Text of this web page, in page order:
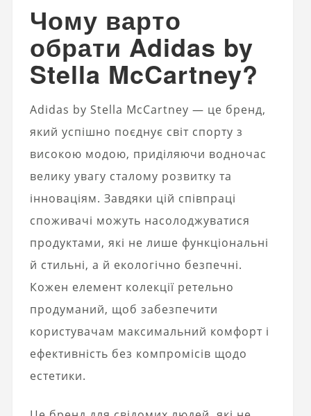
Чому варто
обрати Adidas by
Stella McCartney?
Adidas by Stella McCartney — це бренд,
який успішно поєднує світ спорту з
високою модою, приділяючи водночас
велику увагу сталому розвитку та
інноваціям. Завдяки цій співпраці
споживачі можуть насолоджуватися
продуктами, які не лише функціональні
й стильні, а й екологічно безпечні.
Кожен елемент колекції ретельно
продуманий, щоб забезпечити
користувачам максимальний комфорт і
ефективність без компромісів щодо
естетики.